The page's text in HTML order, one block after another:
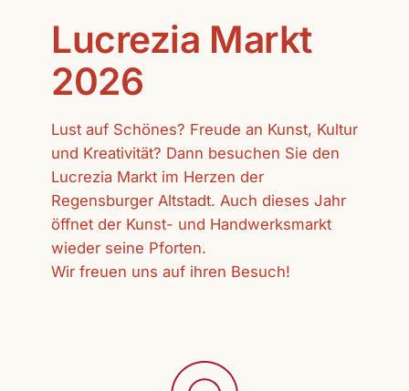
Lucrezia Markt
2026
Lust auf Schönes? Freude an Kunst, Kultur
und Kreativität? Dann besuchen Sie den
Lucrezia Markt im Herzen der
Regensburger Altstadt. Auch dieses Jahr
öffnet der Kunst- und Handwerksmarkt
wieder seine Pforten.
Wir freuen uns auf ihren Besuch!